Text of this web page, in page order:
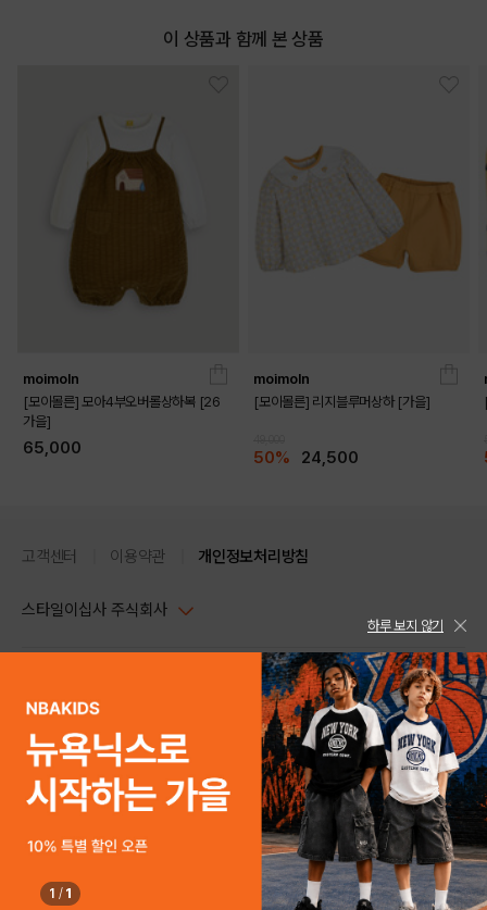
이 상품과 함께 본 상품
moimoln
[모이몰른] 모아4부오버롤상하복 [26
가을]
65,000
moimoln
[모이몰른] 리지블루머상하 [가을]
50% 24,500
고객센터 이용약관 개인정보처리방침
스타일이십사 주식회사
주소 : 서울시 강남구 논현로 633, 6층 (논현동, 한세엠케이빌딩)
사업자등록번호 : 116-81-32499
통신판매업신고번호 : 제 2024-서울강남-04239
호스팅 서비스 : 스타일이십사㈜
고객센터 1544-5336(평일 09:00~ 18:00 토/일/공휴일 휴무)
스타일24 고객센터 1544-5336
평일 09:00~ 18:00 (토/일/공휴일 휴무)
help Email : help@style24.com
COPYRIGHTⓒ2021 STYLE24 ALL RIGHTS RESERVED.
하루 보지 않기
1 / 1